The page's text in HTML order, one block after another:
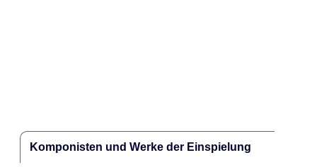
Komponisten und Werke der Einspielung